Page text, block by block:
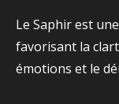
Le Saphir est
favorisant la
émotions et le